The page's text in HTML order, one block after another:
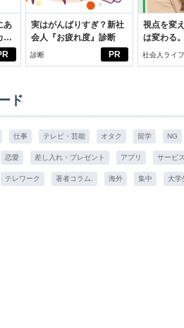
あ
ー
PR
実はがんばりすぎ？新社
会人『お疲れ度』診断
診断
視点を変
は変わる
社会人ライフ
ド
仕事 テレビ・芸能 オタク 留学 NG
恋愛 差し入れ・プレゼント アプリ サービス
テレワーク 著者コラム. 海外 集中 大学